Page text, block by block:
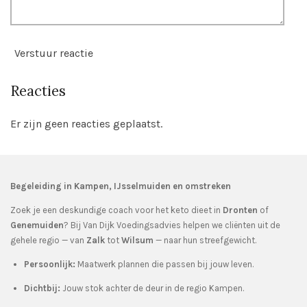
Verstuur reactie
Reacties
Er zijn geen reacties geplaatst.
Begeleiding in Kampen, IJsselmuiden en omstreken
Zoek je een deskundige coach voor het keto dieet in Dronten of
Genemuiden? Bij Van Dijk Voedingsadvies helpen we cliënten uit de
gehele regio — van Zalk tot Wilsum — naar hun streefgewicht.
Persoonlijk: Maatwerk plannen die passen bij jouw leven.
Dichtbij: Jouw stok achter de deur in de regio Kampen.